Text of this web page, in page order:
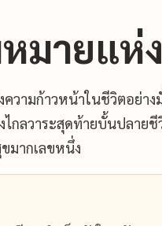
มายแห่
วามก้าวหน้าในชีวิตอย่า
กลวาระสุดท้ายบั้นปลาย
มากเลขหนึ่ง